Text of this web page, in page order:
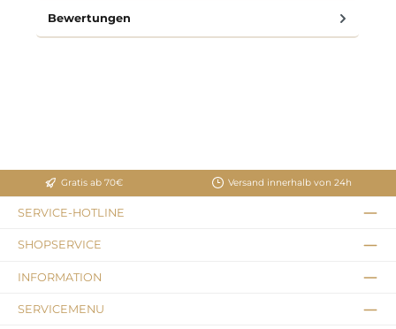
Bewertungen
Gratis ab 70€ Versand innerhalb von 24h
SERVICE-HOTLINE
SHOPSERVICE
INFORMATION
SERVICEMENU